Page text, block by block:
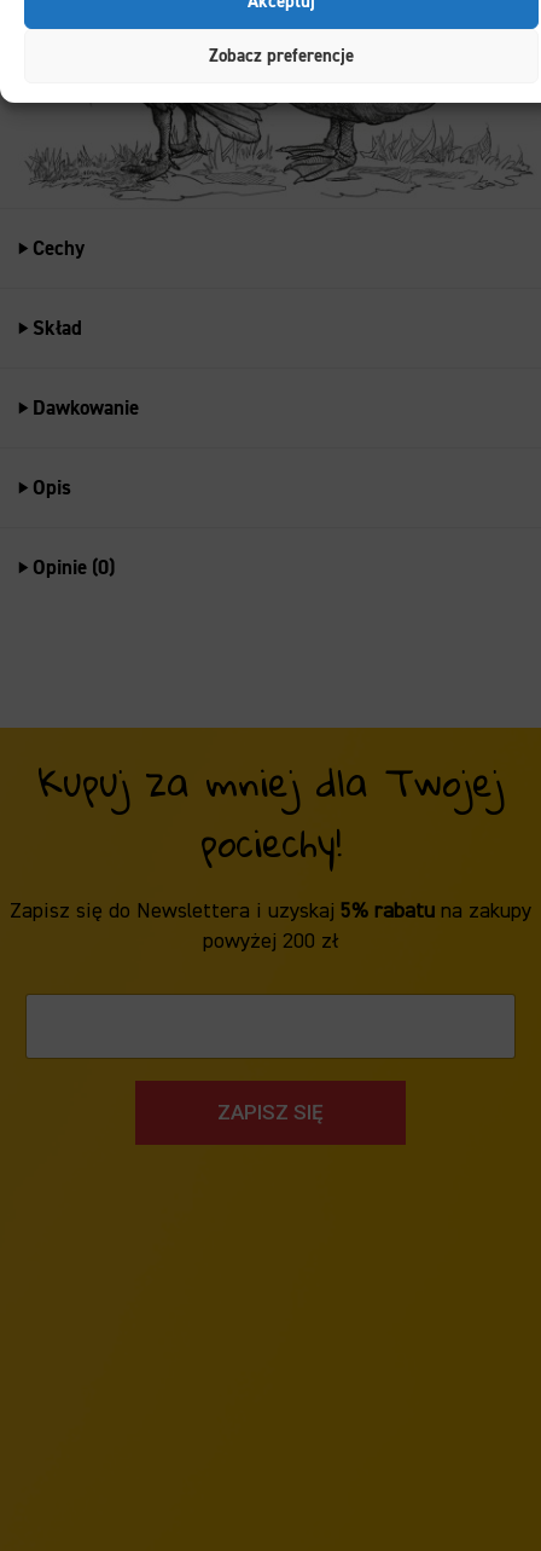
Zobacz preferencje
Cechy
Skład
Dawkowanie
Opis
Opinie (0)
Kupuj za mniej dla Twojej
pociechy!
Zapisz się do Newslettera i uzyskaj 5% rabatu na zakupy
powyżej 200 zł
ZAPISZ SIĘ